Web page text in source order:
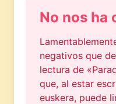
No nos ha
negativos que
lectura de
que, al estar
euskera, puede